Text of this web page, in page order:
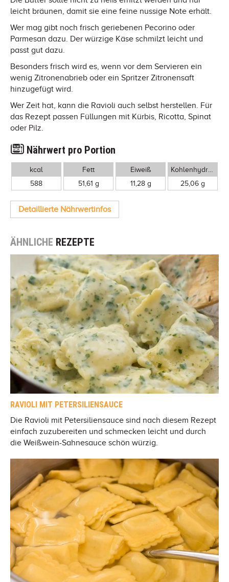
leicht bräunen, damit sie eine feine nussige Note erhält.
Wer mag gibt noch frisch geriebenen Pecorino oder
Parmesan dazu. Der würzige Käse schmilzt leicht und
passt gut dazu.
Besonders frisch wird es, wenn vor dem Servieren ein
wenig Zitronenabrieb oder ein Spritzer Zitronensaft
hinzugefügt wird.
Wer Zeit hat, kann die Ravioli auch selbst herstellen. Für
das Rezept passen Füllungen mit Kürbis, Ricotta, Spinat
oder Pilz.
Nährwert pro Portion
kcal
588
Fett
51,61 g
Eiweiß
11,28 g
25,06 g
Detaillierte Nährwertinfos
ÄHNLICHE REZEPTE
RAVIOLI MIT PETERSILIENSAUCE
Die Ravioli mit Petersiliensauce sind nach diesem Rezept
einfach zuzubereiten und schmecken leicht und durch
die Weißwein-Sahnesauce schön würzig.